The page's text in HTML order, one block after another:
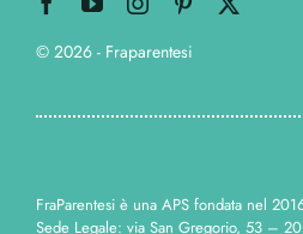
© 2026 - Fraparentesi
FraParentesi è una APS fondata nel
Sede Legale: via San Gregorio, 53 –